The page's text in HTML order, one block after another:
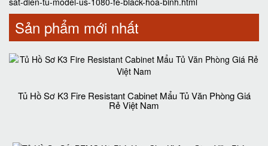
Sản phẩm mới nhất
Tủ Hồ Sơ K3 Fire Resistant Cabinet Mẩu Tủ Văn Phòng Giá
Rẻ Việt Nam